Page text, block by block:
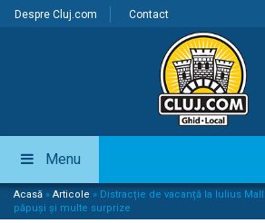
Despre Cluj.com Contact
Menu
Acasă » Articole » Distracție de vacanță la Iulius
păpuși și multe surprize